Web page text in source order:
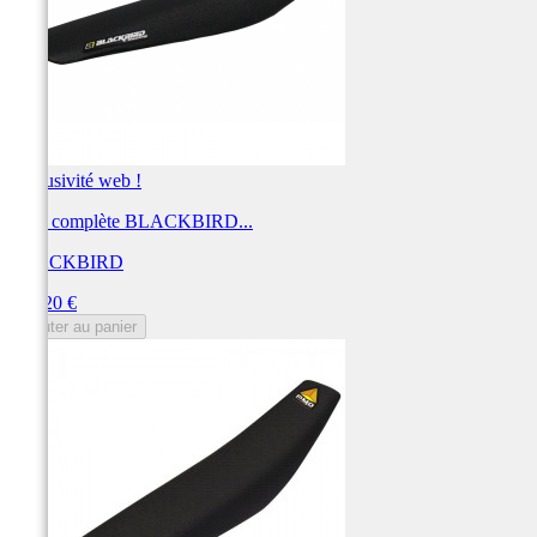
Exclusivité web !
Selle complète BLACKBIRD...
BLACKBIRD
202,20 €
Ajouter au panier